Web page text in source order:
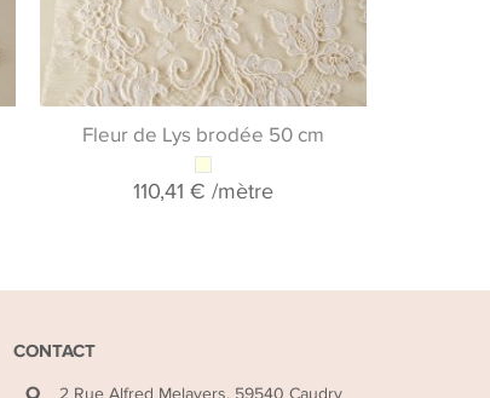
Fleur de Lys brodée 50 cm
110,41 € /mètre
CONTACT
2 Rue Alfred Melayers, 59540 Caudry